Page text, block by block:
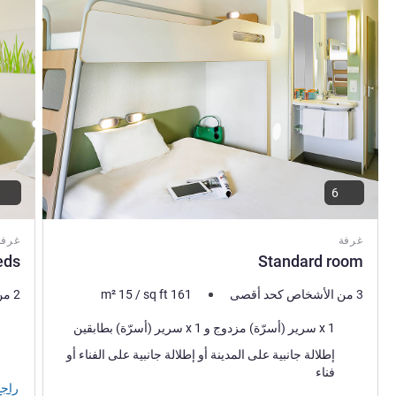
غرفة
Standard room
3 من الأشخاص كحد أقصى m² 15/sq ft 161
فرش السرير
1 x سرير (أسرّة) مزدوج و 1 x سرير (أسرّة) بطابقين
المناظر:
إطلالة جانبية على المدينة أو إطلالة جانبية على الفناء أو
فناء
2 من الأشخاص كحد أقصى